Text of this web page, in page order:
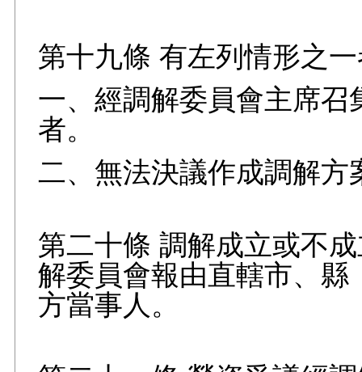
第十九條 有左列情形之
一、經調解委員會主席
者。
二、無法決議作成調解方
第二十條 調解成立或不
解委員會報由直轄市、
方當事人。